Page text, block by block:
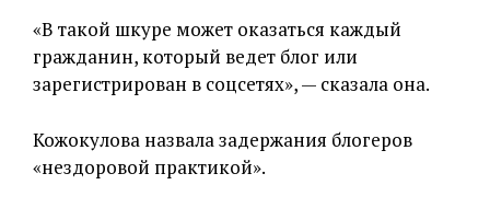
«В такой шкуре может оказаться каждый
гражданин, который ведет блог или
зарегистрирован в соцсетях», — сказала она.
Кожокулова назвала задержания блогеров
«нездоровой практикой».